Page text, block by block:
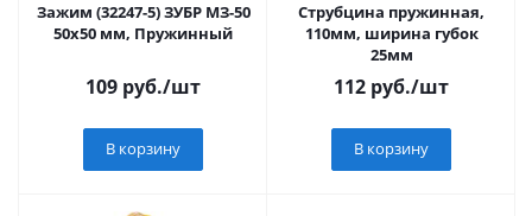
Зажим (32247-5) ЗУБР МЗ-50
50х50 мм, Пружинный
109 руб./шт
В корзину
Струбцина пружинная,
110мм, ширина губок
25мм
112 руб./шт
В корзину